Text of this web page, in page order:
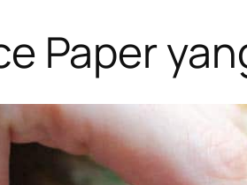
Paper